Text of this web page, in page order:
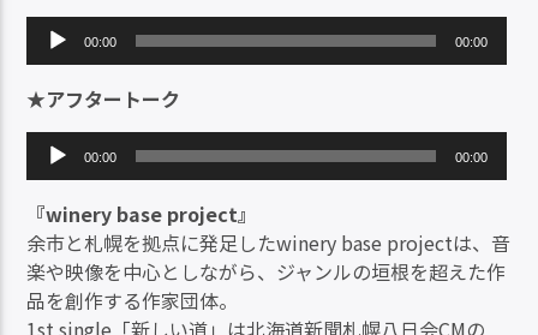
声
プ
レ
ヤ
ー
00:00 00:00
★アフタートーク
声
プ
レ
ー
ヤ
ー
00:00 00:00
『winery base project』
余市と札幌を拠点に発足したwinery base projectは、音
楽や映像を中心としながら、ジャンルの垣根を超えた作
品を創作する作家団体。